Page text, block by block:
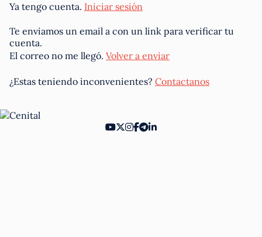
Ya tengo cuenta. Iniciar sesión
Te enviamos un email a con un link para verificar tu
cuenta.
El correo no me llegó. Volver a enviar
¿Estas teniendo inconvenientes? Contactanos